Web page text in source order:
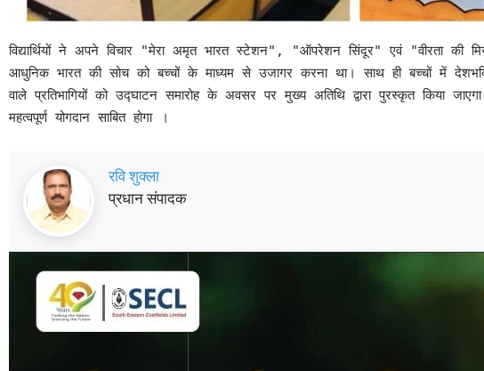
विद्यार्थियों ने अपने विचार "मेरा अमृत भारत स्टेशन", "ऑपरेशन सिंदूर" एवं "वीरता की
आधुनिक भारत की सोच को बच्चों के माध्यम से उजागर करना था। साथ ही बच्चों में
वाले प्रतिभागियों को उद्घाटन समारोह के अवसर पर मुख्य अतिथि द्वारा पुरस्कृत किया
महत्वपूर्ण योगदान साबित होगा ।
रवि शुक्ला
प्रधान संपादक